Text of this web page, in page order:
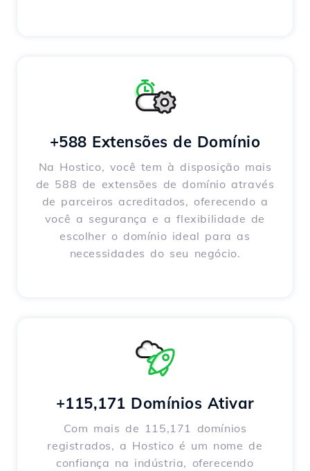
+588 Extensões de Domínio
Na Hostico, você tem à disposição mais
de 588 de extensões de domínio através
de parceiros acreditados, oferecendo a
você a segurança e a flexibilidade de
escolher o domínio ideal para as
necessidades do seu negócio.
+115,171 Domínios Ativar
Com mais de 115,171 domínios
registrados, a Hostico é um nome de
confiança na indústria, oferecendo